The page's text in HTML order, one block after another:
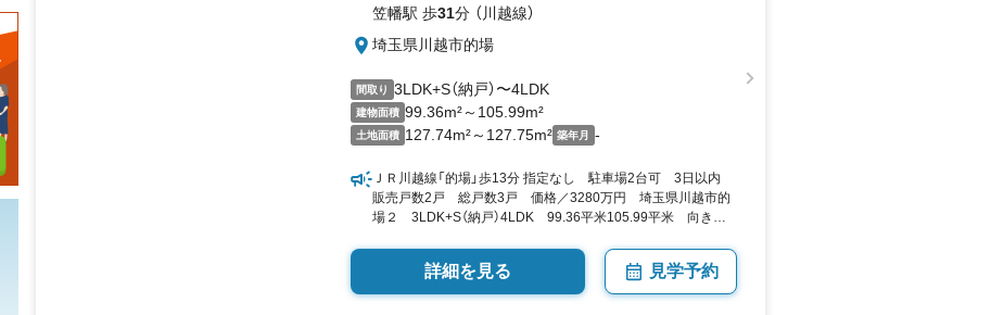
笠幡駅 歩31分 （川越線）
埼玉県川越市的場
間取り 3LDK+S（納戸）〜4LDK
建物面積 99.36m²～105.99m²
土地面積 127.74m²～127.75m² 築年月 -
ＪＲ川越線「的場」歩13分 指定なし 駐車場2台可 3日以内
販売戸数2戸 総戸数3戸 価格／3280万円 埼玉県川越市的
場２ 3LDK+S（納戸）4LDK 99.36平米105.99平米 向き／
詳細を見る 見学予約